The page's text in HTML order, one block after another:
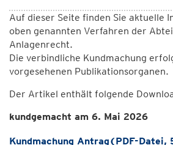
Auf dieser Seite finden Sie aktuelle
oben genannten Verfahren der
Anlagenrecht.
Die verbindliche Kundmachung
vorgesehenen Publikationsorganen.
Der Artikel enthält folgende
kundgemacht am 6. Mai 2026
Kundmachung Antrag(PDF-Datei,